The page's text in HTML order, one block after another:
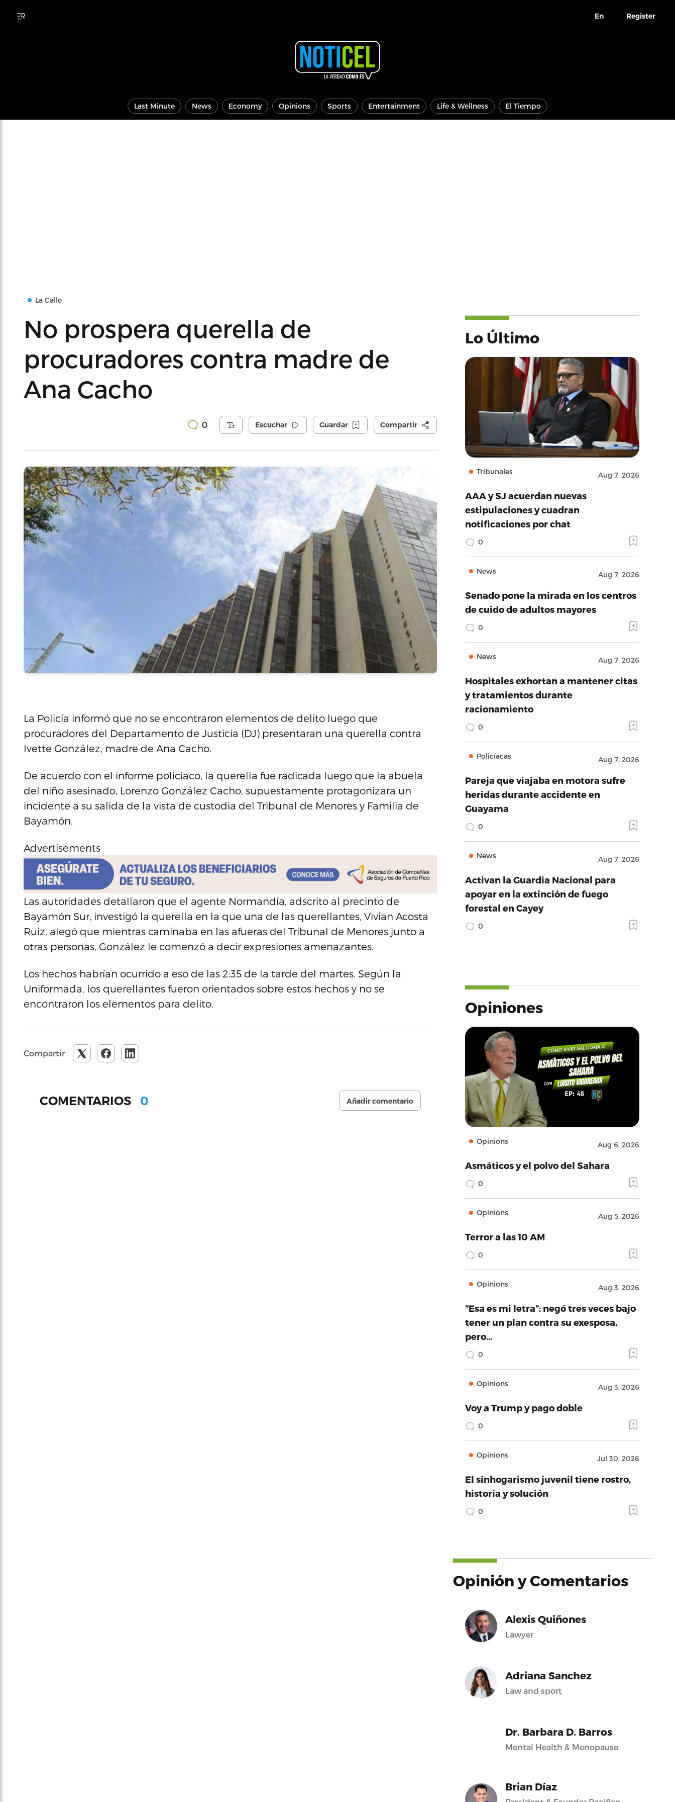
En Register
Last Minute News Economy Opinions Sports Entertainment Life & Wellness El Tiempo
La Calle
No prospera querella de
procuradores contra madre de
Ana Cacho
0 Escuchar Guardar Compartir
La Policía informó que no se encontraron elementos de delito luego que
procuradores del Departamento de Justicia (DJ) presentaran una querella contra
Ivette González, madre de Ana Cacho.
De acuerdo con el informe policiaco, la querella fue radicada luego que la abuela
del niño asesinado, Lorenzo González Cacho, supuestamente protagonizara un
incidente a su salida de la vista de custodia del Tribunal de Menores y Familia de
Bayamón.
Advertisements
Las autoridades detallaron que el agente Normandía, adscrito al precinto de
Bayamón Sur, investigó la querella en la que una de las querellantes, Vivian Acosta
Ruiz, alegó que mientras caminaba en las afueras del Tribunal de Menores junto a
otras personas, González le comenzó a decir expresiones amenazantes.
Los hechos habrían ocurrido a eso de las 2:35 de la tarde del martes. Según la
Uniformada, los querellantes fueron orientados sobre estos hechos y no se
encontraron los elementos para delito.
Compartir
COMENTARIOS 0 Añadir comentario
Lo Último
Tribunales Aug 7, 2026
AAA y SJ acuerdan nuevas
estipulaciones y cuadran
notificaciones por chat
0
News Aug 7, 2026
Senado pone la mirada en los centros
de cuido de adultos mayores
0
News Aug 7, 2026
Hospitales exhortan a mantener citas
y tratamientos durante
racionamiento
0
Policíacas Aug 7, 2026
Pareja que viajaba en motora sufre
heridas durante accidente en
Guayama
0
News Aug 7, 2026
Activan la Guardia Nacional para
apoyar en la extinción de fuego
forestal en Cayey
0
Opiniones
Opinions Aug 6, 2026
Asmáticos y el polvo del Sahara
0
Opinions Aug 5, 2026
Terror a las 10 AM
0
Opinions Aug 3, 2026
“Esa es mi letra”: negó tres veces bajo
tener un plan contra su exesposa,
pero…
0
Opinions Aug 3, 2026
Voy a Trump y pago doble
0
Opinions Jul 30, 2026
El sinhogarismo juvenil tiene rostro,
historia y solución
0
Opinión y Comentarios
Alexis Quiñones
Lawyer
Adriana Sanchez
Law and sport
Dr. Barbara D. Barros
Mental Health & Menopause
Brian Díaz